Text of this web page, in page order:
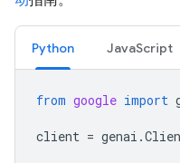
Python JavaScript
from google import
client = genai .